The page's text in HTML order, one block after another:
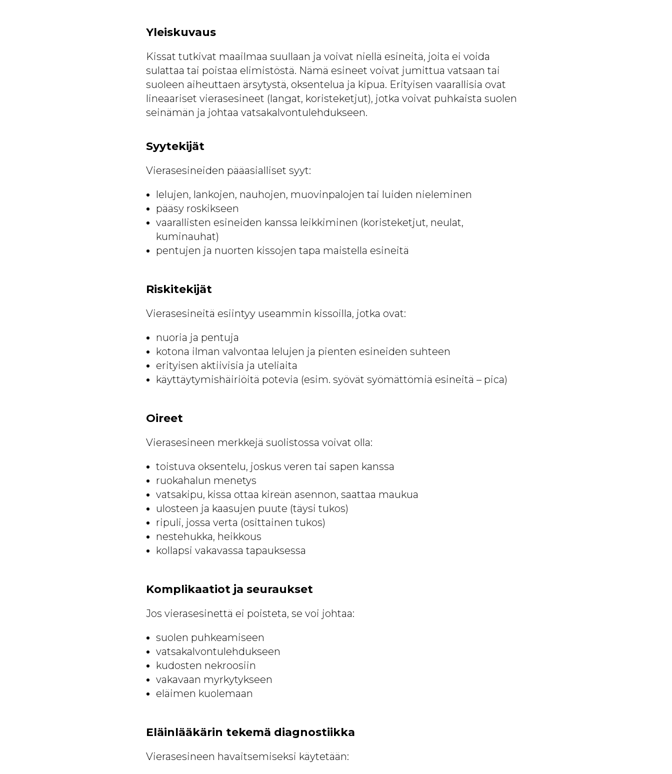
Yleiskuvaus
Kissat tutkivat maailmaa suullaan ja voivat niellä esineitä, joita ei voida
sulattaa tai poistaa elimistöstä. Nämä esineet voivat jumittua vatsaan tai
suoleen aiheuttaen ärsytystä, oksentelua ja kipua. Erityisen vaarallisia ovat
lineaariset vierasesineet (langat, koristeketjut), jotka voivat puhkaista suolen
seinämän ja johtaa vatsakalvontulehdukseen.
Syytekijät
Vierasesineiden pääasialliset syyt:
lelujen, lankojen, nauhojen, muovinpalojen tai luiden nieleminen
pääsy roskikseen
vaarallisten esineiden kanssa leikkiminen (koristeketjut, neulat,
kuminauhat)
pentujen ja nuorten kissojen tapa maistella esineitä
Riskitekijät
Vierasesineitä esiintyy useammin kissoilla, jotka ovat:
nuoria ja pentuja
kotona ilman valvontaa lelujen ja pienten esineiden suhteen
erityisen aktiivisia ja uteliaita
käyttäytymishäiriöitä potevia (esim. syövät syömättömiä esineitä – pica)
Oireet
Vierasesineen merkkejä suolistossa voivat olla:
toistuva oksentelu, joskus veren tai sapen kanssa
ruokahalun menetys
vatsakipu, kissa ottaa kireän asennon, saattaa maukua
ulosteen ja kaasujen puute (täysi tukos)
ripuli, jossa verta (osittainen tukos)
nestehukka, heikkous
kollapsi vakavassa tapauksessa
Komplikaatiot ja seuraukset
Jos vierasesinettä ei poisteta, se voi johtaa:
suolen puhkeamiseen
vatsakalvontulehdukseen
kudosten nekroosiin
vakavaan myrkytykseen
eläimen kuolemaan
Eläinlääkärin tekemä diagnostiikka
Vierasesineen havaitsemiseksi käytetään: